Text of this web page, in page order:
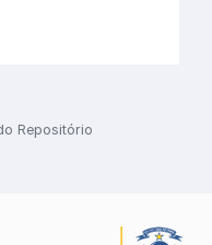
Repositório